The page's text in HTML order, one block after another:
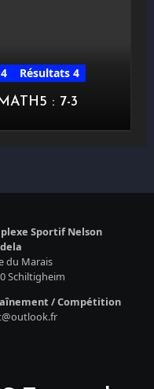
Résultats 4
: 7-3
Sportif Nelson
du Marais
Schiltigheim
/ Compétition